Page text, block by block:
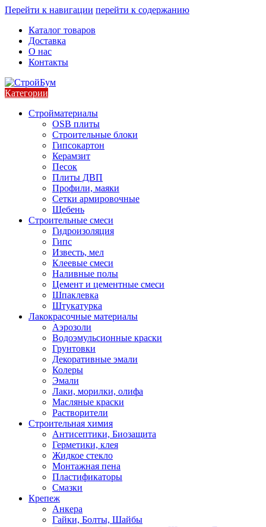
Перейти к навигации перейти к содержанию
Каталог товаров
Доставка
О нас
Контакты
Категории
Стройматериалы
OSB плиты
Строительные блоки
Гипсокартон
Керамзит
Песок
Плиты ДВП
Профили, маяки
Сетки армировочные
Щебень
Строительные смеси
Гидроизоляция
Гипс
Известь, мел
Клеевые смеси
Наливные полы
Цемент и цементные смеси
Шпаклевка
Штукатурка
Лакокрасочные материалы
Аэрозоли
Водоэмульсионные краски
Грунтовки
Декоративные эмали
Колеры
Эмали
Лаки, морилки, олифа
Масляные краски
Растворители
Строительная химия
Антисептики, Биозащита
Герметики, клея
Жидкое стекло
Монтажная пена
Пластификаторы
Смазки
Крепеж
Анкера
Гайки, Болты, Шайбы